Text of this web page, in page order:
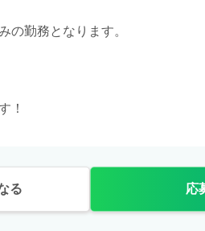
の勤務となります。
！
る 応